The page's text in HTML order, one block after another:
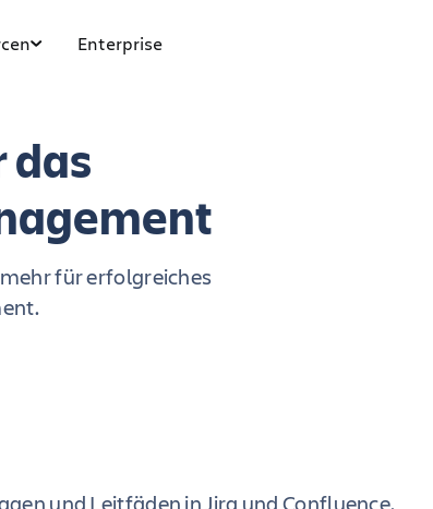
Enterprise
das
für erfolgreiches
und Leitfäden in Jira und Confluence.